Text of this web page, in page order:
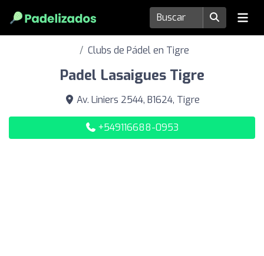
Clubs de Pádel en Tigre
Padel Lasaigues Tigre
Av. Liniers 2544, B1624, Tigre
+549116688-0953